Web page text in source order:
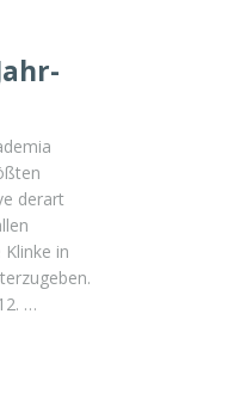
derart
in
…